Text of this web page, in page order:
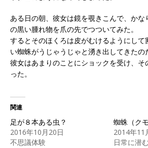
ある日の朝、彼女は鏡を覗きこんで、かな
の黒い腫れ物を爪の先でつついてみた。
するとそのほくろは皮がむけるようにし
い蜘蛛がうじゃうじゃと湧き出してきたの
彼女はあまりのことにショックを受け、そ
った。
関連
足が８本ある虫？
2016年10月20日
不思議体験
蜘蛛（ク
2014年11
日常に潜